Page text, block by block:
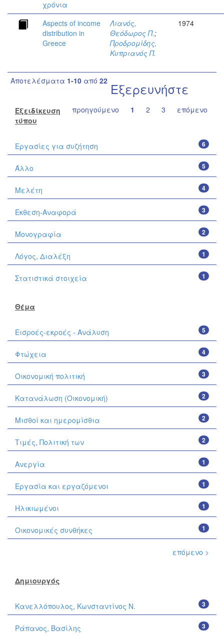
χρόνια
Aspects of income
distribution in
Greece
Λιανός,
Θεόδωρος Π.;
Προδρομίδης,
Κυπριανός Π.
1974
Αποτελέσματα 1-10 από 22
προηγούμενο 1 2 3 επόμενο
Εξερευνήστε
Εξειδίκευση
τύπου
6
Εργασίες για συζήτηση
5
Άλλο
4
Μελέτη
3
Έκθεση-Αναφορά
2
Μονογραφία
1
Λόγος, Διαλέξη
1
Στατιστικά στοιχεία
Θέμα
5
Εισροές-εκροές - Ανάλυση
4
Φτώχεια
3
Οικονομική πολιτική
2
Κατανάλωση (Οικονομική)
2
Μισθοί και ημερομίσθια
2
Τιμές, Πολιτική των
1
Ανεργία
1
Εργασία και εργαζόμενοι
1
Ηλικιωμένοι
1
Οικονομικές συνθήκες
επόμενο >
Δημιουργός
3
Κανελλόπουλος, Κωνσταντίνος Ν.
3
Ράπανος, Βασίλης